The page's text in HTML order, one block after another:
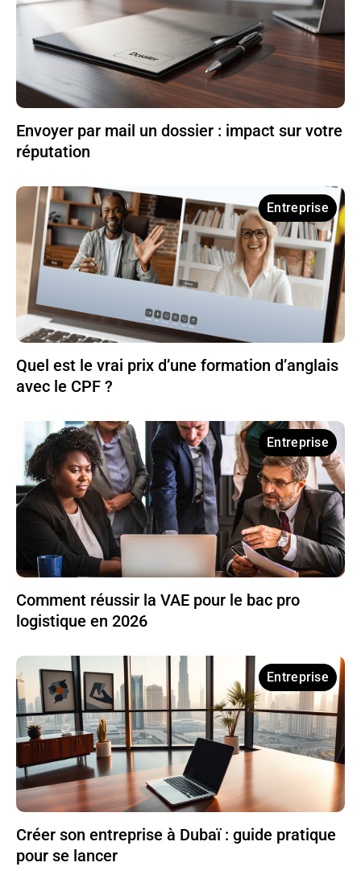
Envoyer par mail un dossier : impact sur votre
réputation
Entreprise
Quel est le vrai prix d’une formation d’anglais
avec le CPF ?
Entreprise
Comment réussir la VAE pour le bac pro
logistique en 2026
Entreprise
Créer son entreprise à Dubaï : guide pratique
pour se lancer